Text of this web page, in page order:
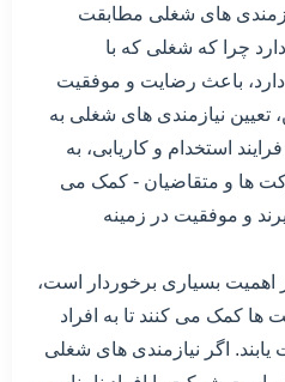
های شغلی مطابقت
چرا که شغلی که با
باعث رضایت و موفقیت
تعیین نیازمندی های شغلی به
استخدام و کاریابی، به
ها و متقاضیان - کمک می
و موفقیت در زمینه
اهمیت بسیاری برخوردار است،
ها کمک می کنند تا به افراد
اگر نیازمندی های شغلی